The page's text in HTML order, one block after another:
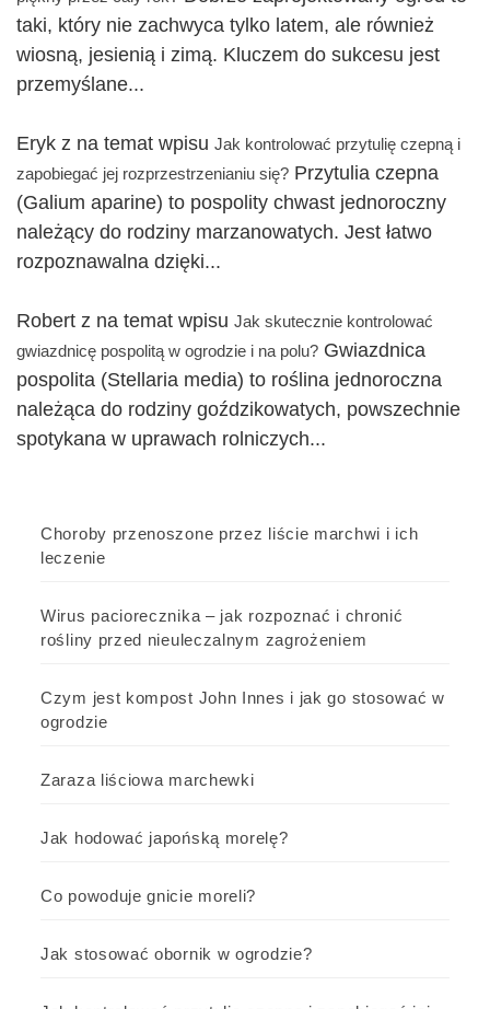
taki, który nie zachwyca tylko latem, ale również
wiosną, jesienią i zimą. Kluczem do sukcesu jest
przemyślane...
Eryk z na temat wpisu Jak kontrolować przytulię czepną i
zapobiegać jej rozprzestrzenianiu się? Przytulia czepna
(Galium aparine) to pospolity chwast jednoroczny
należący do rodziny marzanowatych. Jest łatwo
rozpoznawalna dzięki...
Robert z na temat wpisu Jak skutecznie kontrolować
gwiazdnicę pospolitą w ogrodzie i na polu? Gwiazdnica
pospolita (Stellaria media) to roślina jednoroczna
należąca do rodziny goździkowatych, powszechnie
spotykana w uprawach rolniczych...
Choroby przenoszone przez liście marchwi i ich
leczenie
Wirus paciorecznika – jak rozpoznać i chronić
rośliny przed nieuleczalnym zagrożeniem
Czym jest kompost John Innes i jak go stosować w
ogrodzie
Zaraza liściowa marchewki
Jak hodować japońską morelę?
Co powoduje gnicie moreli?
Jak stosować obornik w ogrodzie?